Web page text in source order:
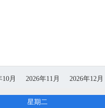
10月 2026年11月 2026年12月
星期二